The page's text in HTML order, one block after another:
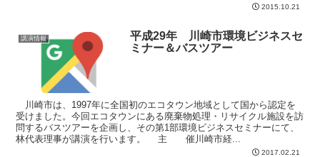
2015.10.21
講演情報
平成29年 川崎市環境ビジネスセ
ミナー＆バスツアー
川崎市は、1997年に全国初のエコタウン地域として国から認定を
受けました。今回エコタウンにある廃棄物処理・リサイクル施設を訪
問するバスツアーを企画し、その第1部環境ビジネスセミナーにて、
林代表理事が講演を行います。 主 催川崎市経...
2017.02.21